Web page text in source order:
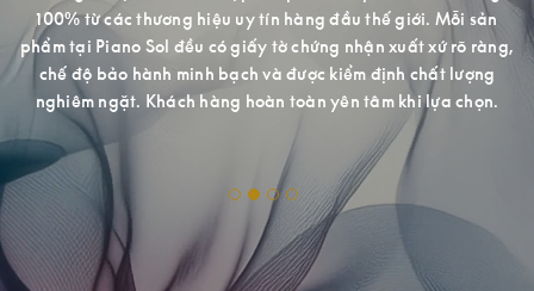
100% từ các thương hiệu uy tín hàng đầu thế giới. Mỗi sản
phẩm tại Piano Sol đều có giấy tờ chứng nhận xuất xứ rõ ràng,
chế độ bảo hành minh bạch và được kiểm định chất lượng
nghiêm ngặt. Khách hàng hoàn toàn yên tâm khi lựa chọn.